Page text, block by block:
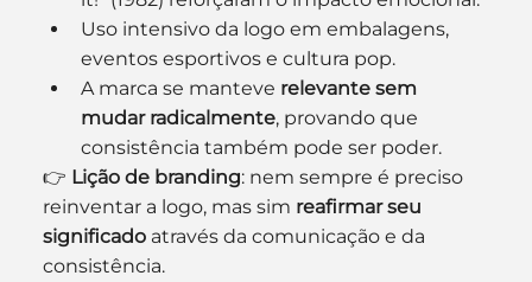
Uso intensivo da logo em embalagens,
eventos esportivos e cultura pop.
A marca se manteve relevante sem
mudar radicalmente, provando que
consistência também pode ser poder.
👉 Lição de branding: nem sempre é preciso
reinventar a logo, mas sim reafirmar seu
significado através da comunicação e da
consistência.